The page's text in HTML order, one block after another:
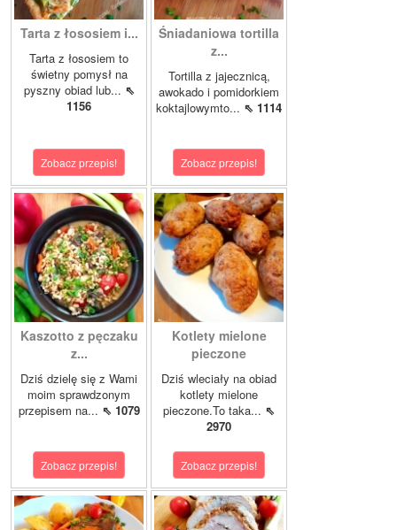
Tarta z łososiem i...
Tarta z łososiem to
świetny pomysł na
pyszny obiad lub... ⇖
1156
Zobacz przepis!
Śniadaniowa tortilla
z...
Tortilla z jajecznicą,
awokado i pomidorkiem
koktajlowymto... ⇖ 1114
Zobacz przepis!
Kaszotto z pęczaku
z...
Dziś dzielę się z Wami
moim sprawdzonym
przepisem na... ⇖ 1079
Zobacz przepis!
Kotlety mielone
pieczone
Dziś wleciały na obiad
kotlety mielone
pieczone.To taka... ⇖
2970
Zobacz przepis!